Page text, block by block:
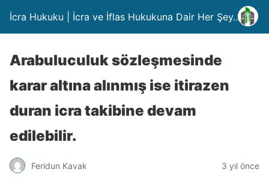
İcra Hukuku | İcra ve İflas Hukukuna Dair Her Şey….
Arabuluculuk sözleşmesinde
karar altına alınmış ise itirazen
duran icra takibine devam
edilebilir.
Feridun Kavak 3 yıl önce